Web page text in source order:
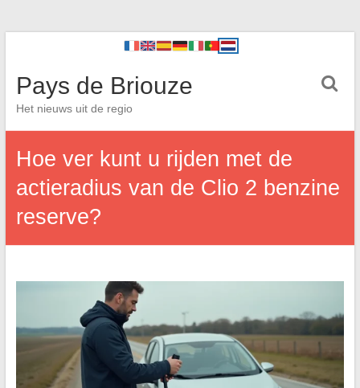
Pays de Briouze
Het nieuws uit de regio
Hoe ver kunt u rijden met de
actieradius van de Clio 2 benzine
reserve?